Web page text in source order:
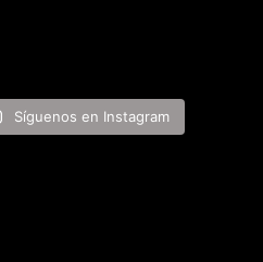
Síguenos en Instagram